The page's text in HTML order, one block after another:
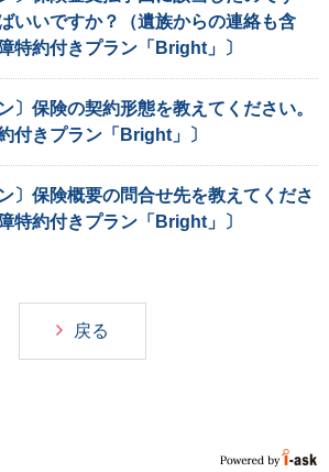
いいですか？（遺族からの連絡も含
特約付きプラン「Bright」〕
〕保険の契約形態を教えてください。
付きプラン「Bright」〕
〕保険概要の問合せ先を教えてくださ
特約付きプラン「Bright」〕
戻る